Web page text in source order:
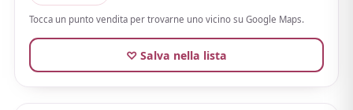
Come prodotto quasi-farmaceutico con minerali
rigide e sensibilità al freddo, facendoti godere
un'atmosfera termale a casa. Economico e leggero,
Tocca un punto vendita per trovarne uno vicino su Google Maps.
♡ Salva nella lista